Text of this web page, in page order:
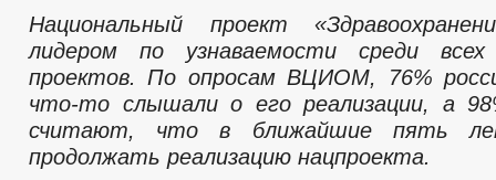
Национальный проект
лидером по узнаваемости среди всех
проектов. По опросам ВЦИОМ, 76%
что-то слышали о его реализации, а
считают, что в ближайшие пять
продолжать реализацию нацпроекта.